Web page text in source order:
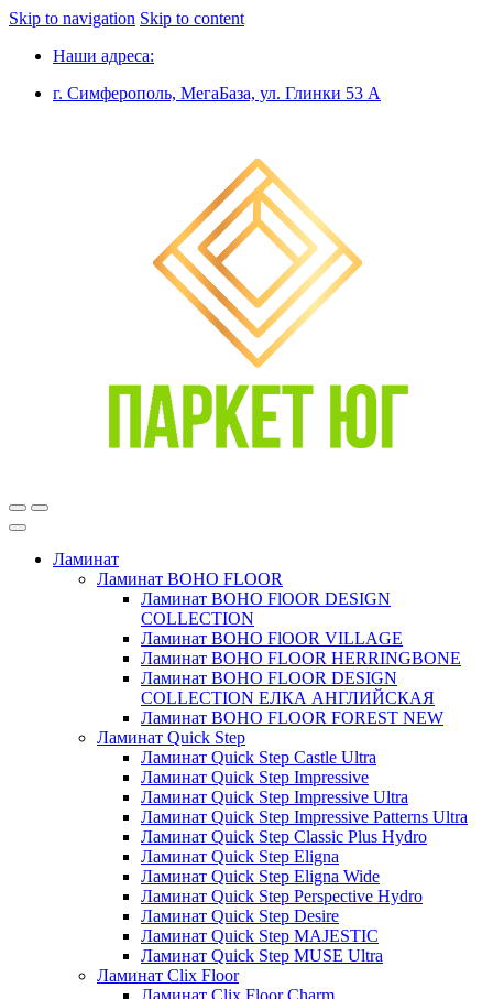
Skip to navigation Skip to content
Наши адреса:
г. Симферополь, МегаБаза, ул. Глинки 53 А
Ламинат
Ламинат BOHO FLOOR
Ламинат BOHO FlOOR DESIGN
COLLECTION
Ламинат BOHO FlOOR VILLAGE
Ламинат BOHO FLOOR HERRINGBONE
Ламинат BOHO FLOOR DESIGN
COLLECTION ЕЛКА АНГЛИЙСКАЯ
Ламинат BOHO FLOOR FOREST NEW
Ламинат Quick Step
Ламинат Quick Step Castle Ultra
Ламинат Quick Step Impressive
Ламинат Quick Step Impressive Ultra
Ламинат Quick Step Impressive Patterns Ultra
Ламинат Quick Step Classic Plus Hydro
Ламинат Quick Step Eligna
Ламинат Quick Step Eligna Wide
Ламинат Quick Step Perspective Hydro
Ламинат Quick Step Desire
Ламинат Quick Step MAJESTIC
Ламинат Quick Step MUSE Ultra
Ламинат Clix Floor
Ламинат Clix Floor Charm